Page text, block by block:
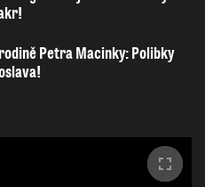
Petra Macinky: Polibky